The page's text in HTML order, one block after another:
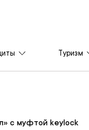
Туризм
с муфтой keylock